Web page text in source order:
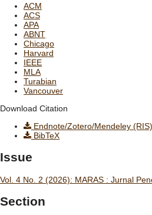
ACM
ACS
APA
ABNT
Chicago
Harvard
IEEE
MLA
Turabian
Vancouver
Download Citation
Endnote/Zotero/Mendeley (RIS)
BibTeX
Issue
Vol. 4 No. 2 (2026): MARAS : Jurnal
Section